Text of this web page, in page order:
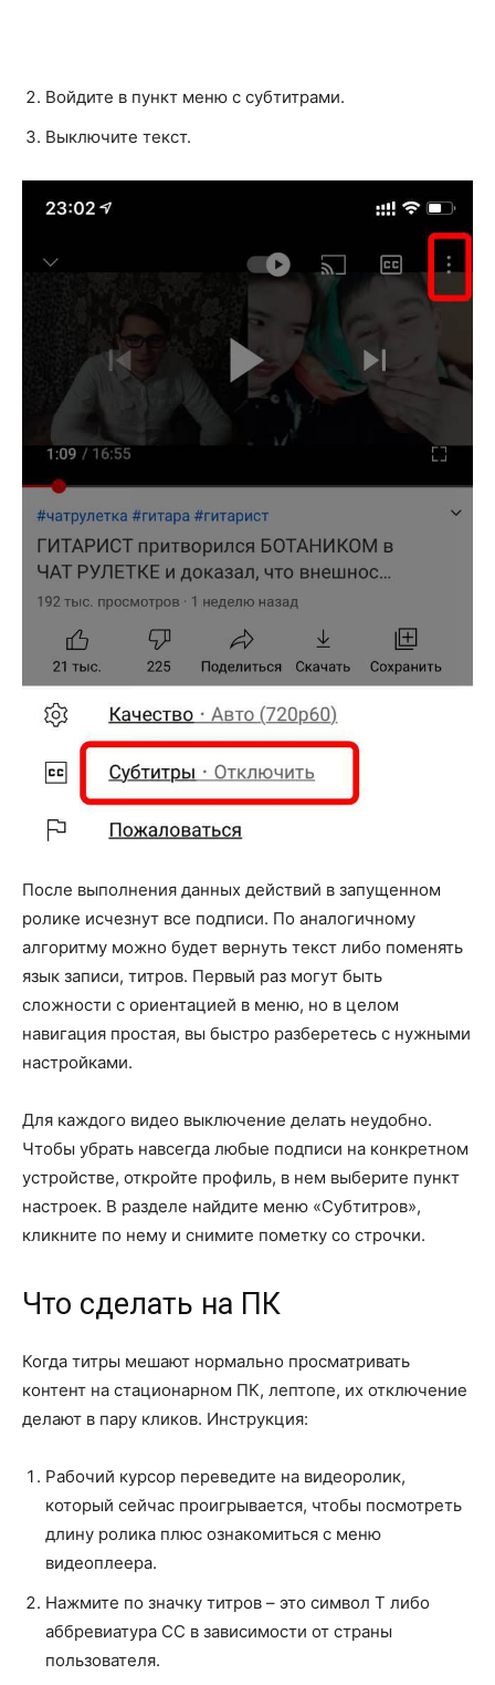
Войдите в пункт меню с субтитрами.
Выключите текст.
После выполнения данных действий в запущенном
ролике исчезнут все подписи. По аналогичному
алгоритму можно будет вернуть текст либо поменять
язык записи, титров. Первый раз могут быть
сложности с ориентацией в меню, но в целом
навигация простая, вы быстро разберетесь с нужными
настройками.
Для каждого видео выключение делать неудобно.
Чтобы убрать навсегда любые подписи на конкретном
устройстве, откройте профиль, в нем выберите пункт
настроек. В разделе найдите меню «Субтитров»,
кликните по нему и снимите пометку со строчки.
Что сделать на ПК
Когда титры мешают нормально просматривать
контент на стационарном ПК, лептопе, их отключение
делают в пару кликов. Инструкция:
Рабочий курсор переведите на видеоролик,
который сейчас проигрывается, чтобы посмотреть
длину ролика плюс ознакомиться с меню
видеоплеера.
Нажмите по значку титров – это символ Т либо
аббревиатура СС в зависимости от страны
пользователя.